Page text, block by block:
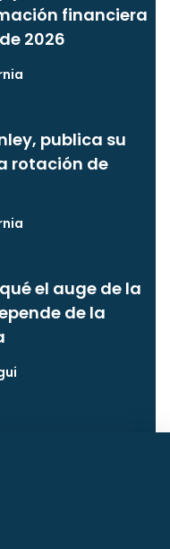
financiera
2026
publica su
rotación de
el auge de la
de la